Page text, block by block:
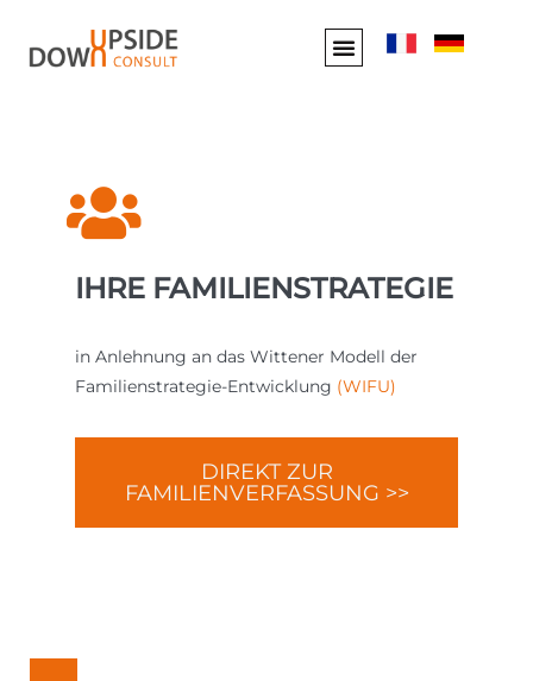
IHRE FAMILIENSTRATEGIE
in Anlehnung an das Wittener Modell der
Familienstrategie-Entwicklung (WIFU)
DIREKT ZUR
FAMILIENVERFASSUNG >>